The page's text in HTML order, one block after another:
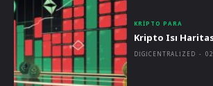
KRIPTO PARA
Kripto Isı
DIGICENTRALIZED -